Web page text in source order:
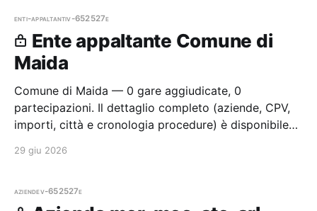
enti-appaltantiv-652527e
Ente appaltante Comune di
Maida
Comune di Maida — 0 gare aggiudicate, 0
partecipazioni. Il dettaglio completo (aziende, CPV,
importi, città e cronologia procedure) è disponibile
29 giu 2026
aziendev-652527e